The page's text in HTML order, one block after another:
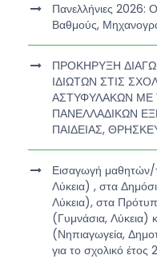
Πανελλήνιες 2026:
Βαθμούς,
ΠΡΟΚΗΡΥΞΗ
ΙΔΙΩΤΩΝ ΣΤΙΣ
ΑΣΤΥΦΥΛΑΚΩΝ
ΠΑΝΕΛΛΑΔΙΚΩΝ
ΠΑΙΔΕΙΑΣ,
Εισαγωγή
Λύκεια) , στα
Λύκεια), στα
(Γυμνάσια, Λύκεια)
(Νηπιαγωγεία,
για το σχολικό